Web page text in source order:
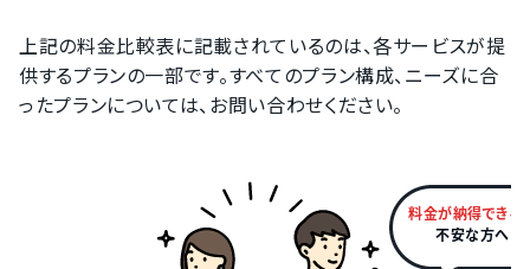
話帳 / ネ
/ 各種PBX機
上記の料金比較表に記載されているのは、各サービスが提
供するプランの一部です。すべてのプラン構成、ニーズに合
ったプランについては、お問い合わせください。
料金が納得できる
不安な方へ